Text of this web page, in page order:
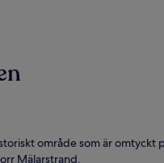
område som är
Mälarstrand.